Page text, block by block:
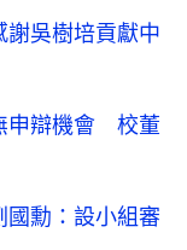
謝吳樹培貢獻中
申辯機會 校董
勳：設小組審